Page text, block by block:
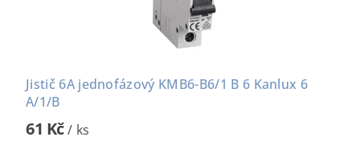
Jistič 6A jednofázový KMB6-B6/1 B 6 Kanlux 6
A/1/B
61 Kč/ ks